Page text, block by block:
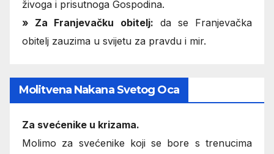
živoga i prisutnoga Gospodina.
» Za Franjevačku obitelj: da se Franjevačka
obitelj zauzima u svijetu za pravdu i mir.
Molitvena Nakana Svetog Oca
Za svećenike u krizama.
Molimo za svećenike koji se bore s trenucima